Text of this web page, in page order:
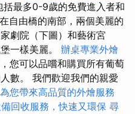
最多0-9歲的免費進入者和
在自由橋的南部，兩個美麗的
劇院（下圖）和藝術宮
一樣美麗。 辦桌專業外燴
您可以品嚐和購買所有葡萄
數。 我們歡迎我們的親愛
您帶來高品質的外燴服務
回收服務，快速又環保 尋